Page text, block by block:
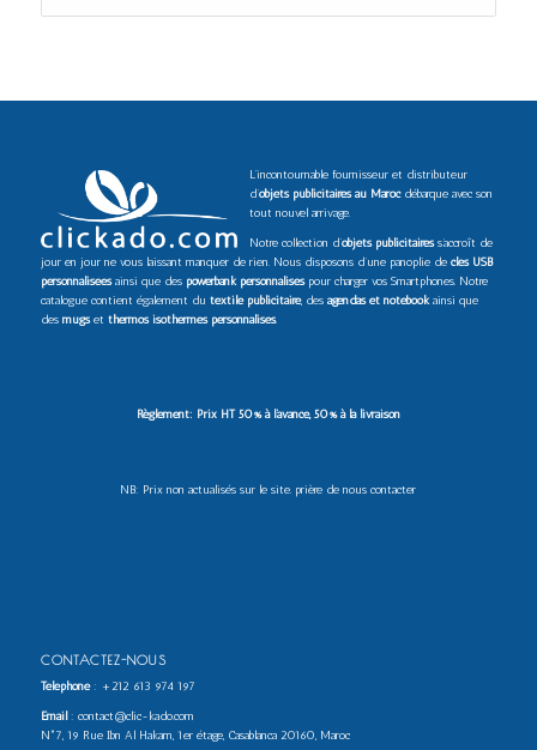
L’incontournable fournisseur et distributeur
d’objets publicitaires au Marocdébarque avec son
tout nouvel arrivage.
Notre collection d’objets publicitairess’accroît de
jour en jour ne vous laissant manquer de rien. Nous disposons d’une panoplie de clés USB
personnaliséesainsi que des powerbank personnaliséspour charger vos Smartphones. Notre
catalogue contient également du textile publicitaire, des agendas et notebookainsi que
des mugset thermos isothermes personnalisés.
Règlement: Prix HT 50% à l’avance, 50% à la livraison
NB: Prix non actualisés sur le site. prière de nous contacter
CONTACTEZ-NOUS
Téléphone: +212 613 974 197
Email: contact@clic-kado.com
N°7, 19 Rue Ibn Al Hakam, 1er étage, Casablanca 20160, Maroc